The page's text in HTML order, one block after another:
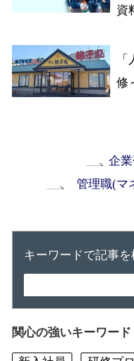
資
修
企
管理職(マ
キーワードで記事を
関心の強いキーワード